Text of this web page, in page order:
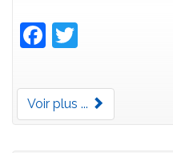
Facebook
Voir plus ...